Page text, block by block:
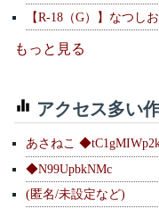
【R-18（G）】なつし
もっと見る
アクセス多い
あさねこ
◆N99UpbkNMc
(匿名/未設定など)